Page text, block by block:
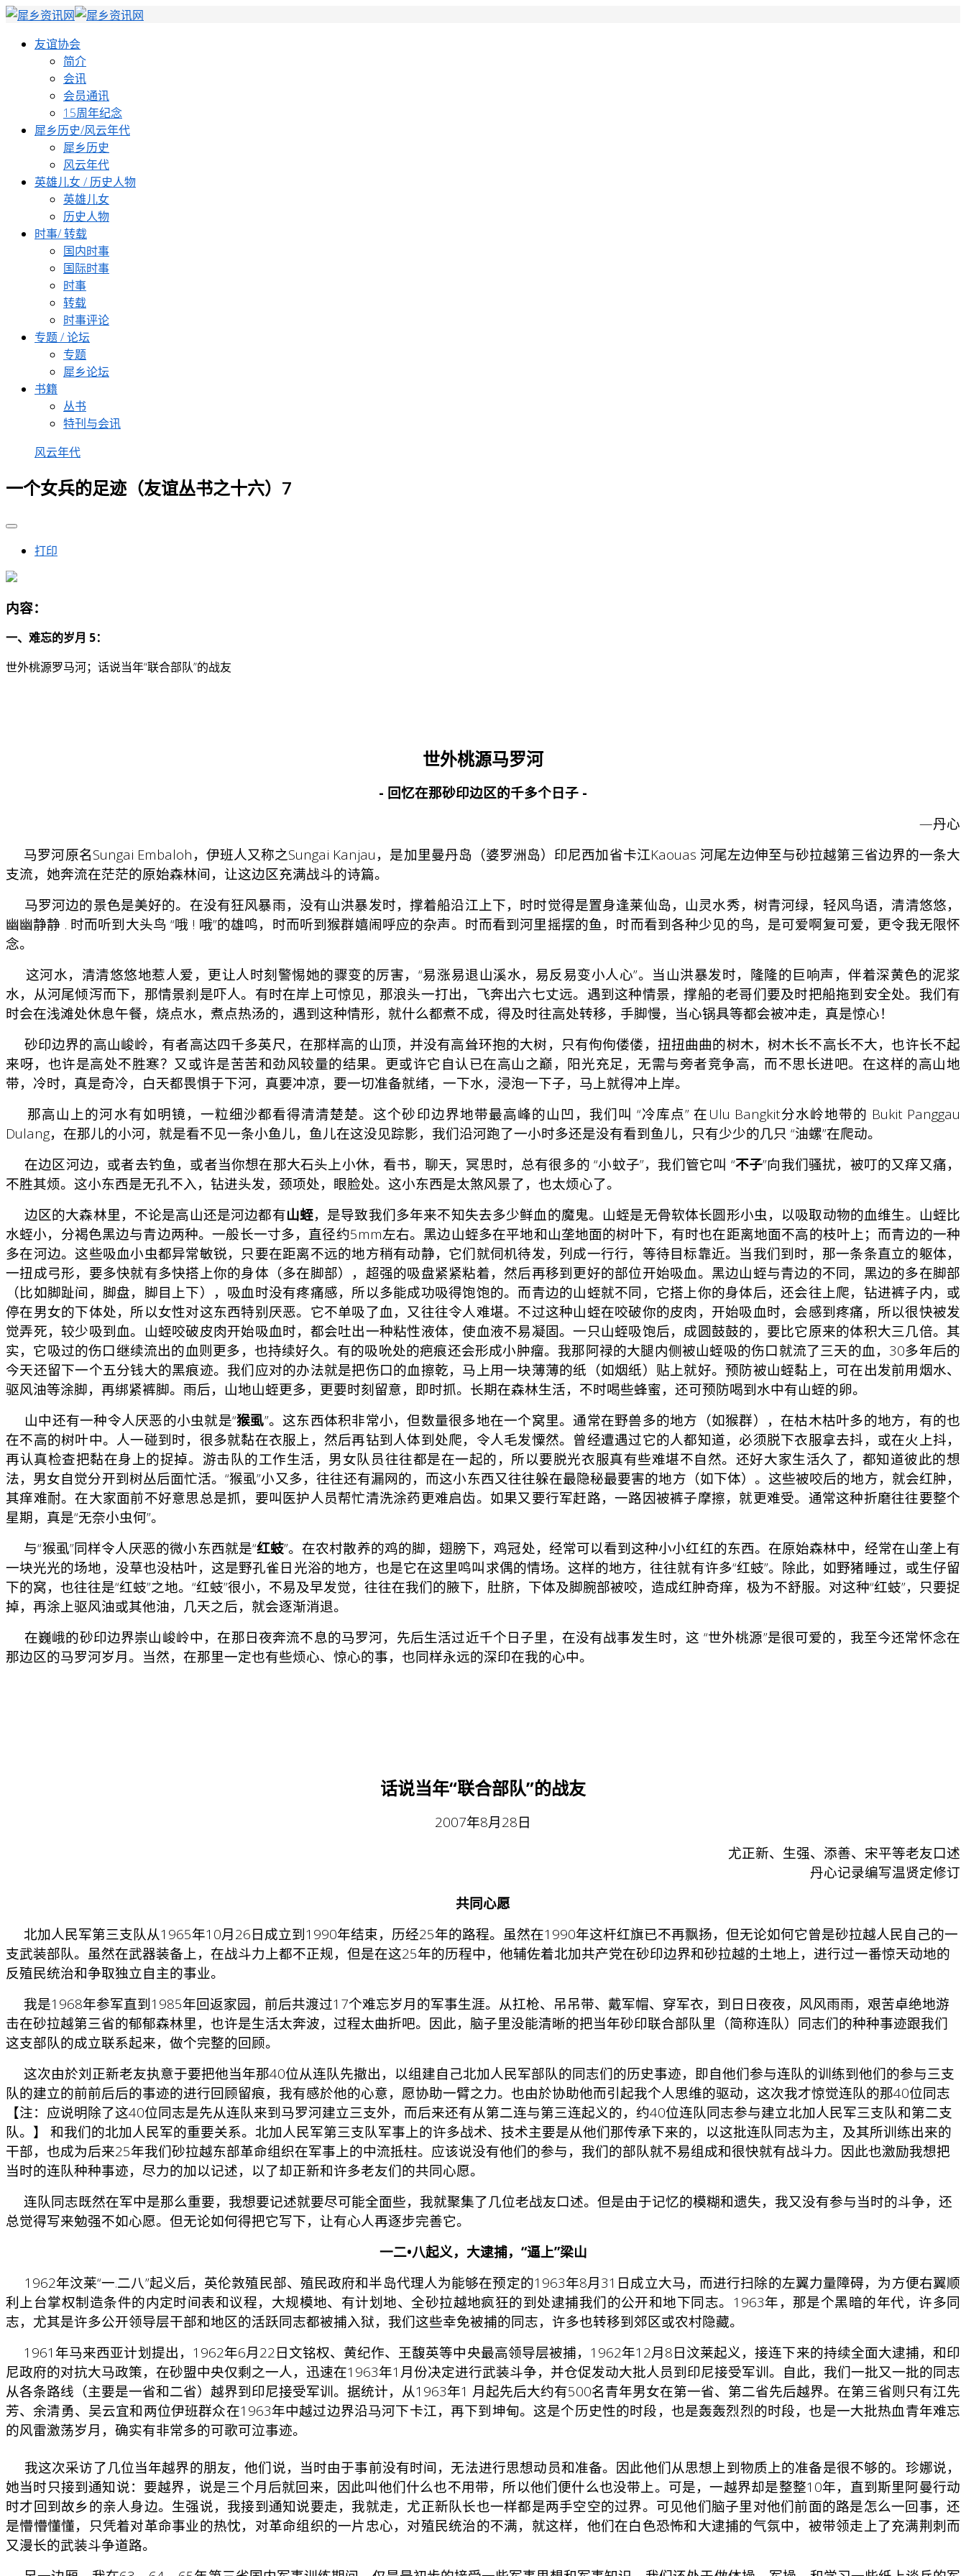
友谊协会
简介
会讯
会员通讯
15周年纪念
犀乡历史/风云年代
犀乡历史
风云年代
英雄儿女 / 历史人物
英雄儿女
历史人物
时事/ 转载
国内时事
国际时事
时事
转载
时事评论
专题 / 论坛
专题
犀乡论坛
书籍
丛书
特刊与会讯
风云年代
一个女兵的足迹（友谊丛书之十六）7
打印
内容：
一、难忘的岁月 5：
世外桃源罗马河；话说当年“联合部队”的战友
世外桃源马罗河
- 回忆在那砂印边区的千多个日子 -
—丹心
马罗河原名Sungai Embaloh，伊班人又称之Sungai Kanjau，是加里曼丹岛（婆罗洲岛）印尼西加省卡江Kaouas 河尾左边伸至与砂拉越第三省边界的一条大
支流，她奔流在茫茫的原始森林间，让这边区充满战斗的诗篇。
马罗河边的景色是美好的。在没有狂风暴雨，没有山洪暴发时，撑着船沿江上下，时时觉得是置身逢莱仙岛，山灵水秀，树青河绿，轻风鸟语，清清悠悠，
幽幽静静 . 时而听到大头鸟 “哦 ! 哦”的雄鸣，时而听到猴群嬉闹呼应的杂声。时而看到河里摇摆的鱼，时而看到各种少见的鸟，是可爱啊复可爱，更令我无限怀
念。
这河水，清清悠悠地惹人爱，更让人时刻警惕她的骤变的厉害，“易涨易退山溪水，易反易变小人心”。当山洪暴发时，隆隆的巨响声，伴着深黄色的泥浆
水，从河尾倾泻而下，那情景刹是吓人。有时在岸上可惊见，那浪头一打出，飞奔出六七丈远。遇到这种情景，撑船的老哥们要及时把船拖到安全处。我们有
时会在浅滩处休息午餐，烧点水，煮点热汤的，遇到这种情形，就什么都煮不成，得及时往高处转移，手脚慢，当心锅具等都会被冲走，真是惊心！
砂印边界的高山峻岭，有者高达四千多英尺，在那样高的山顶，并没有高耸环抱的大树，只有佝佝偻偻，扭扭曲曲的树木，树木长不高长不大，也许长不起
来呀，也许是高处不胜寒？又或许是苦苦和劲风较量的结果。更或许它自认已在高山之巅，阳光充足，无需与旁者竞争高，而不思长进吧。在这样的高山地
带，冷时，真是奇冷，白天都畏惧于下河，真要冲凉，要一切准备就绪，一下水，浸泡一下子，马上就得冲上岸。
那高山上的河水有如明镜，一粒细沙都看得清清楚楚。这个砂印边界地带最高峰的山凹，我们叫 “冷库点” 在Ulu Bangkit分水岭地带的 Bukit Panggau
Dulang，在那儿的小河，就是看不见一条小鱼儿，鱼儿在这没见踪影，我们沿河跑了一小时多还是没有看到鱼儿，只有少少的几只 “油螺”在爬动。
在边区河边，或者去钓鱼，或者当你想在那大石头上小休，看书，聊天，冥思时，总有很多的 “小蚊子”，我们管它叫 “不子”向我们骚扰，被叮的又痒又痛，
不胜其烦。这小东西是无孔不入，钻进头发，颈项处，眼脸处。这小东西是太煞风景了，也太烦心了。
边区的大森林里，不论是高山还是河边都有山蛭，是导致我们多年来不知失去多少鲜血的魔鬼。山蛭是无骨软体长圆形小虫，以吸取动物的血维生。山蛭比
水蛭小，分褐色黑边与青边两种。一般长一寸多，直径约5mm左右。黑边山蛭多在平地和山垄地面的树叶下，有时也在距离地面不高的枝叶上；而青边的一种
多在河边。这些吸血小虫都异常敏锐，只要在距离不远的地方稍有动静，它们就伺机待发，列成一行行，等待目标靠近。当我们到时，那一条条直立的躯体，
一扭成弓形，要多快就有多快搭上你的身体（多在脚部），超强的吸盘紧紧粘着，然后再移到更好的部位开始吸血。黑边山蛭与青边的不同，黑边的多在脚部
（比如脚趾间，脚盘，脚目上下），吸血时没有疼痛感，所以多能成功吸得饱饱的。而青边的山蛭就不同，它搭上你的身体后，还会往上爬，钻进裤子内，或
停在男女的下体处，所以女性对这东西特别厌恶。它不单吸了血，又往往令人难堪。不过这种山蛭在咬破你的皮肉，开始吸血时，会感到疼痛，所以很快被发
觉弄死，较少吸到血。山蛭咬破皮肉开始吸血时，都会吐出一种粘性液体，使血液不易凝固。一只山蛭吸饱后，成圆鼓鼓的，要比它原来的体积大三几倍。其
实，它吸过的伤口继续流出的血则更多，也持续好久。有的吸吮处的疤痕还会形成小肿瘤。我那阿禄的大腿内侧被山蛭吸的伤口就流了三天的血，30多年后的
今天还留下一个五分钱大的黑痕迹。我们应对的办法就是把伤口的血擦乾，马上用一块薄薄的纸（如烟纸）贴上就好。预防被山蛭黏上，可在出发前用烟水、
驱风油等涂脚，再绑紧裤脚。雨后，山地山蛭更多，更要时刻留意，即时抓。长期在森林生活，不时喝些蜂蜜，还可预防喝到水中有山蛭的卵。
山中还有一种令人厌恶的小虫就是“猴虱”。这东西体积非常小，但数量很多地在一个窝里。通常在野兽多的地方（如猴群），在枯木枯叶多的地方，有的也
在不高的树叶中。人一碰到时，很多就黏在衣服上，然后再钻到人体到处爬，令人毛发憟然。曾经遭遇过它的人都知道，必须脱下衣服拿去抖，或在火上抖，
再认真检查把黏在身上的捉掉。游击队的工作生活，男女队员往往都是在一起的，所以要脱光衣服真有些难堪不自然。还好大家生活久了，都知道彼此的想
法，男女自觉分开到树丛后面忙活。“猴虱”小又多，往往还有漏网的，而这小东西又往往躲在最隐秘最要害的地方（如下体）。这些被咬后的地方，就会红肿，
其痒难耐。在大家面前不好意思总是抓，要叫医护人员帮忙清洗涂药更难启齿。如果又要行军赶路，一路因被裤子摩擦，就更难受。通常这种折磨往往要整个
星期，真是“无奈小虫何”。
与“猴虱”同样令人厌恶的微小东西就是“红蚑”。在农村散养的鸡的脚，翅膀下，鸡冠处，经常可以看到这种小小红红的东西。在原始森林中，经常在山垄上有
一块光光的场地，没草也没枯叶，这是野孔雀日光浴的地方，也是它在这里鸣叫求偶的情场。这样的地方，往往就有许多“红蚑”。除此，如野猪睡过，或生仔留
下的窝，也往往是“红蚑”之地。“红蚑”很小，不易及早发觉，往往在我们的腋下，肚脐，下体及脚腕部被咬，造成红肿奇痒，极为不舒服。对这种“红蚑”，只要捉
掉，再涂上驱风油或其他油，几天之后，就会逐渐消退。
在巍峨的砂印边界崇山峻岭中，在那日夜奔流不息的马罗河，先后生活过近千个日子里，在没有战事发生时，这 “世外桃源”是很可爱的，我至今还常怀念在
那边区的马罗河岁月。当然，在那里一定也有些烦心、惊心的事，也同样永远的深印在我的心中。
话说当年“联合部队”的战友
2007年8月28日
尤正新、生强、添善、宋平等老友口述
丹心记录编写温贤定修订
共同心愿
北加人民军第三支队从1965年10月26日成立到1990年结束，历经25年的路程。虽然在1990年这杆红旗已不再飘扬，但无论如何它曾是砂拉越人民自己的一
支武装部队。虽然在武器装备上，在战斗力上都不正规，但是在这25年的历程中，他辅佐着北加共产党在砂印边界和砂拉越的土地上，进行过一番惊天动地的
反殖民统治和争取独立自主的事业。
我是1968年参军直到1985年回返家园，前后共渡过17个难忘岁月的军事生涯。从扛枪、吊吊带、戴军帽、穿军衣，到日日夜夜，风风雨雨，艰苦卓绝地游
击在砂拉越第三省的郁郁森林里，也许是生活太奔波，过程太曲折吧。因此，脑子里没能清晰的把当年砂印联合部队里（简称连队）同志们的种种事迹跟我们
这支部队的成立联系起来，做个完整的回顾。
这次由於刘正新老友执意于要把他当年那40位从连队先撤出，以组建自己北加人民军部队的同志们的历史事迹，即自他们参与连队的训练到他们的参与三支
队的建立的前前后后的事迹的进行回顾留痕，我有感於他的心意，愿协助一臂之力。也由於协助他而引起我个人思维的驱动，这次我才惊觉连队的那40位同志
【注：应说明除了这40位同志是先从连队来到马罗河建立三支外，而后来还有从第二连与第三连起义的，约40位连队同志参与建立北加人民军三支队和第二支
队。】 和我们的北加人民军的重要关系。北加人民军第三支队军事上的许多战术、技术主要是从他们那传承下来的，以这批连队同志为主，及其所训练出来的
干部，也成为后来25年我们砂拉越东部革命组织在军事上的中流抵柱。应该说没有他们的参与，我们的部队就不易组成和很快就有战斗力。因此也激励我想把
当时的连队种种事迹，尽力的加以记述，以了却正新和许多老友们的共同心愿。
连队同志既然在军中是那么重要，我想要记述就要尽可能全面些，我就聚集了几位老战友口述。但是由于记忆的模糊和遗失，我又没有参与当时的斗争，还
总觉得写来勉强不如心愿。但无论如何得把它写下，让有心人再逐步完善它。
一二•八起义，大逮捕，“逼上”梁山
1962年汶莱“一.二八”起义后，英伦敦殖民部、殖民政府和半岛代理人为能够在预定的1963年8月31日成立大马，而进行扫除的左翼力量障碍，为方便右翼顺
利上台掌权制造条件的内定时间表和议程，大规模地、有计划地、全砂拉越地疯狂的到处逮捕我们的公开和地下同志。1963年，那是个黑暗的年代，许多同
志，尤其是许多公开领导层干部和地区的活跃同志都被捕入狱，我们这些幸免被捕的同志，许多也转移到郊区或农村隐藏。
1961年马来西亚计划提出，1962年6月22日文铭权、黄纪作、王馥英等中央最高领导层被捕，1962年12月8日汶莱起义，接连下来的持续全面大逮捕，和印
尼政府的对抗大马政策，在砂盟中央仅剩之一人，迅速在1963年1月份决定进行武装斗争，并仓促发动大批人员到印尼接受军训。自此，我们一批又一批的同志
从各条路线（主要是一省和二省）越界到印尼接受军训。据统计，从1963年1 月起先后大约有500名青年男女在第一省、第二省先后越界。在第三省则只有江先
芳、余清勇、吴云宜和两位伊班群众在1963年中越过边界沿马河下卡江，再下到坤甸。这是个历史性的时段，也是轰轰烈烈的时段，也是一大批热血青年难忘
的风雷激荡岁月，确实有非常多的可歌可泣事迹。
我这次采访了几位当年越界的朋友，他们说，当时由于事前没有时间，无法进行思想动员和准备。因此他们从思想上到物质上的准备是很不够的。珍娜说，
她当时只接到通知说：要越界，说是三个月后就回来，因此叫他们什么也不用带，所以他们便什么也没带上。可是，一越界却是整整10年，直到斯里阿曼行动
时才回到故乡的亲人身边。生强说，我接到通知说要走，我就走，尤正新队长也一样都是两手空空的过界。可见他们脑子里对他们前面的路是怎么一回事，还
是懵懵懂懂，只凭着对革命事业的热忱，对革命组织的一片忠心，对殖民统治的不满，就这样，他们在白色恐怖和大逮捕的气氛中，被带领走上了充满荆刺而
又漫长的武装斗争道路。